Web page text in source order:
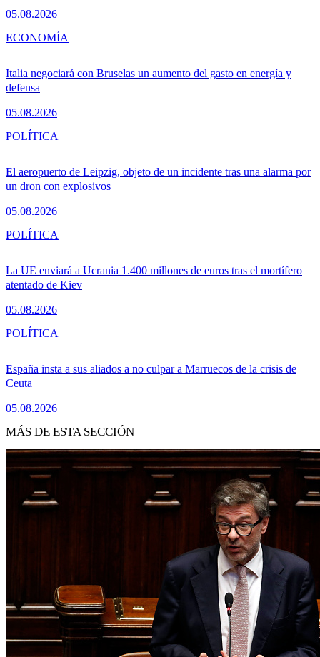
05.08.2026
Italia negociará con Bruselas un aumento del gasto en energía y
defensa
05.08.2026
ECONOMÍA
El aeropuerto de Leipzig, objeto de un incidente tras una alarma por
un dron con explosivos
05.08.2026
POLÍTICA
La UE enviará a Ucrania 1.400 millones de euros tras el mortífero
atentado de Kiev
05.08.2026
POLÍTICA
España insta a sus aliados a no culpar a Marruecos de la crisis de
Ceuta
05.08.2026
POLÍTICA
MÁS DE ESTA SECCIÓN